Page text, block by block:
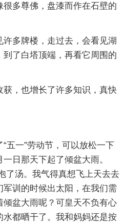
多尊佛，盘漆而作在石壁的
许多牌楼，走过去，会看见湖
了白塔顶端，再看它周围的
，也增长了许多知识，真快
五一”劳动节，可以放松一下
日那天下起了倾盆大雨。
了汤。我气得真想飞上天去去
训的时候出太阳，在我们需
盆大雨呢？可皇天不负有心
水都晒干了。我和妈妈还是按